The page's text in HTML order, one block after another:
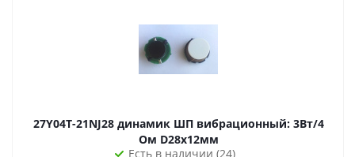
27Y04T-21NJ28 динамик ШП вибрационный: 3Вт/4
Ом D28х12мм
Есть в наличии (24)